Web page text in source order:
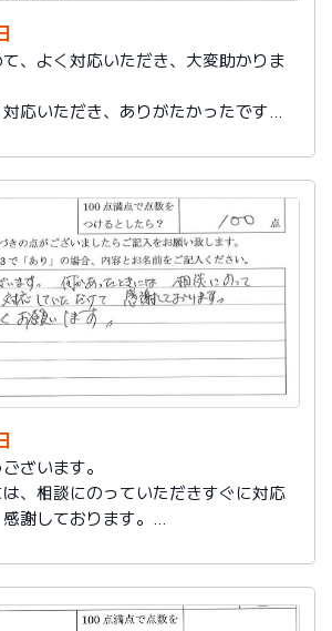
、よく対応いただき、大変助かりま
応いただき、ありがたかったです。
ざいます。
、相談にのっていただきすぐに対応
謝しております。